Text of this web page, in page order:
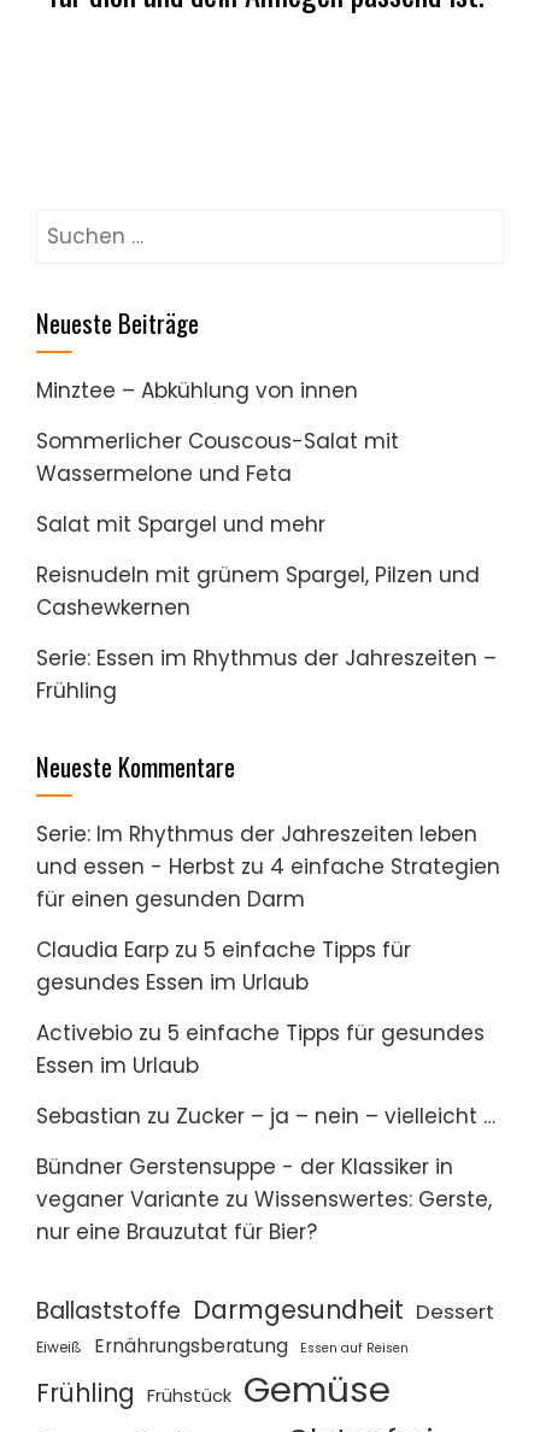
Suchen
Neueste Beiträge
Minztee – Abkühlung von innen
Sommerlicher Couscous-Salat mit
Wassermelone und Feta
Salat mit Spargel und mehr
Reisnudeln mit grünem Spargel, Pilzen und
Cashewkernen
Serie: Essen im Rhythmus der Jahreszeiten –
Frühling
Neueste Kommentare
Serie: Im Rhythmus der Jahreszeiten leben
und essen - Herbst zu 4 einfache Strategien
für einen gesunden Darm
Claudia Earp zu 5 einfache Tipps für
gesundes Essen im Urlaub
Activebio zu 5 einfache Tipps für gesundes
Essen im Urlaub
Sebastian zu Zucker – ja – nein – vielleicht …
Bündner Gerstensuppe - der Klassiker in
veganer Variante zu Wissenswertes: Gerste,
nur eine Brauzutat für Bier?
Ballaststoffe Darmgesundheit Dessert
Eiweiß Ernährungsberatung Essen auf Reisen
Frühling Frühstück Gemüse